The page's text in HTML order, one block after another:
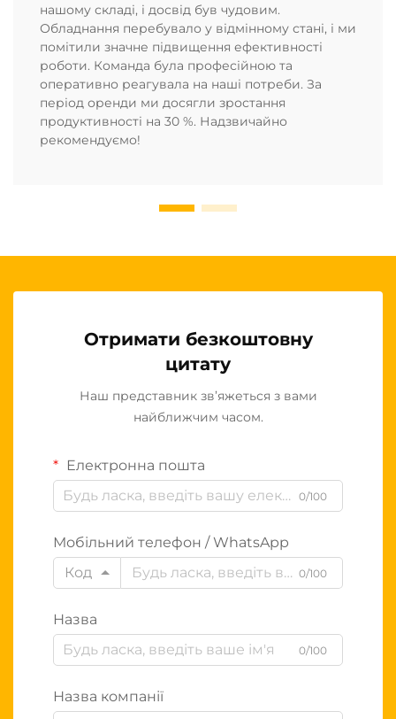
нашому складі, і досвід був чудовим.
Обладнання перебувало у відмінному стані, і ми
помітили значне підвищення ефективності
роботи. Команда була професійною та
оперативно реагувала на наші потреби. За
період оренди ми досягли зростання
продуктивності на 30 %. Надзвичайно
рекомендуємо!
Отримати безкоштовну
цитату
Наш представник зв’яжеться з вами
найближчим часом.
Електронна пошта
0/100
Мобільний телефон / WhatsApp
Код
0/100
Назва
0/100
Назва компанії